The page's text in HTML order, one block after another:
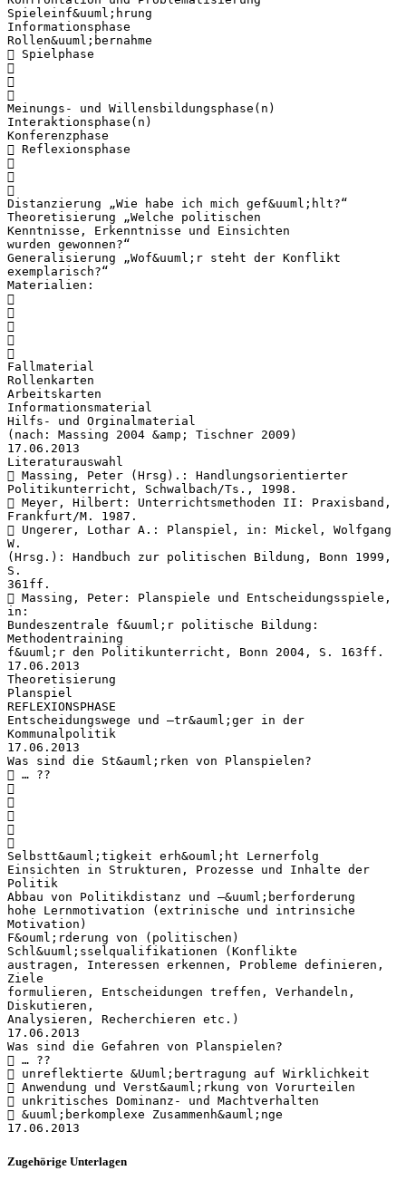
Spieleinf&uuml;hrung
Informationsphase
Rollen&uuml;bernahme
 Spielphase



Meinungs- und Willensbildungsphase(n)
Interaktionsphase(n)
Konferenzphase
 Reflexionsphase



Distanzierung „Wie habe ich mich gef&uuml;hlt?“
Theoretisierung „Welche politischen
Kenntnisse, Erkenntnisse und Einsichten
wurden gewonnen?“
Generalisierung „Wof&uuml;r steht der Konflikt
exemplarisch?“
Materialien:





Fallmaterial
Rollenkarten
Arbeitskarten
Informationsmaterial
Hilfs- und Orginalmaterial
(nach: Massing 2004 &amp; Tischner 2009)
17.06.2013
Literaturauswahl
 Massing, Peter (Hrsg).: Handlungsorientierter
Politikunterricht, Schwalbach/Ts., 1998.
 Meyer, Hilbert: Unterrichtsmethoden II: Praxisband,
Frankfurt/M. 1987.
 Ungerer, Lothar A.: Planspiel, in: Mickel, Wolfgang
W.
(Hrsg.): Handbuch zur politischen Bildung, Bonn 1999,
S.
361ff.
 Massing, Peter: Planspiele und Entscheidungsspiele,
in:
Bundeszentrale f&uuml;r politische Bildung:
Methodentraining
f&uuml;r den Politikunterricht, Bonn 2004, S. 163ff.
17.06.2013
Theoretisierung
Planspiel
REFLEXIONSPHASE
Entscheidungswege und –tr&auml;ger in der
Kommunalpolitik
17.06.2013
Was sind die St&auml;rken von Planspielen?
 … ??





Selbstt&auml;tigkeit erh&ouml;ht Lernerfolg
Einsichten in Strukturen, Prozesse und Inhalte der
Politik
Abbau von Politikdistanz und –&uuml;berforderung
hohe Lernmotivation (extrinische und intrinsiche
Motivation)
F&ouml;rderung von (politischen)
Schl&uuml;sselqualifikationen (Konflikte
austragen, Interessen erkennen, Probleme definieren,
Ziele
formulieren, Entscheidungen treffen, Verhandeln,
Diskutieren,
Analysieren, Recherchieren etc.)
17.06.2013
Was sind die Gefahren von Planspielen?
 … ??
 unreflektierte &Uuml;bertragung auf Wirklichkeit
 Anwendung und Verst&auml;rkung von Vorurteilen
 unkritisches Dominanz- und Machtverhalten
 &uuml;berkomplexe Zusammenh&auml;nge
Zugehörige Unterlagen